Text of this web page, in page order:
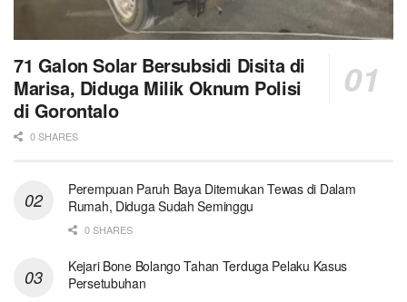
71 Galon Solar Bersubsidi Disita di
Marisa, Diduga Milik Oknum Polisi
di Gorontalo
0 SHARES
Perempuan Paruh Baya Ditemukan Tewas di Dalam
Rumah, Diduga Sudah Seminggu
0 SHARES
Kejari Bone Bolango Tahan Terduga Pelaku Kasus
Persetubuhan